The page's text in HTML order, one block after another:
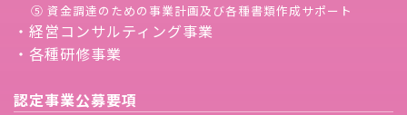
⑤ 資金調達のための事業計画及び各種書類作成サポート
・経営コンサルティング事業
・各種研修事業
認定事業公募要項